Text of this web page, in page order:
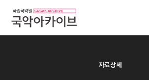
자료상세